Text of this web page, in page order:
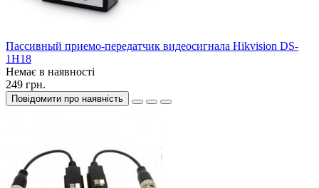
Пассивный приемо-передатчик видеосигнала Hikvision DS-
1H18
Немає в наявності
249 грн.
Повідомити про наявність